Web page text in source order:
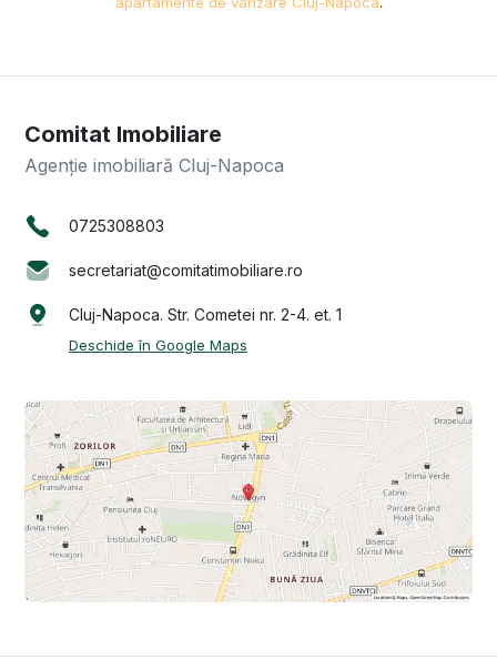
Comitat Imobiliare
Agenție imobiliară Cluj-Napoca
0725308803
secretariat@comitatimobiliare.ro
Cluj-Napoca. Str. Cometei nr. 2-4. et. 1
Deschide în Google Maps